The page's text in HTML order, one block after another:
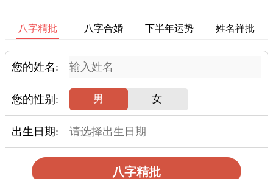
八字精批 八字合婚 下半年运势 姓名祥批
您的姓名:
您的性别: 男 女
出生日期:
八字精批